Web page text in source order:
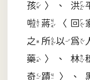
孩〉、洪
啦蔣〈回
之所以為
藥〉、林
奇蹟〉、